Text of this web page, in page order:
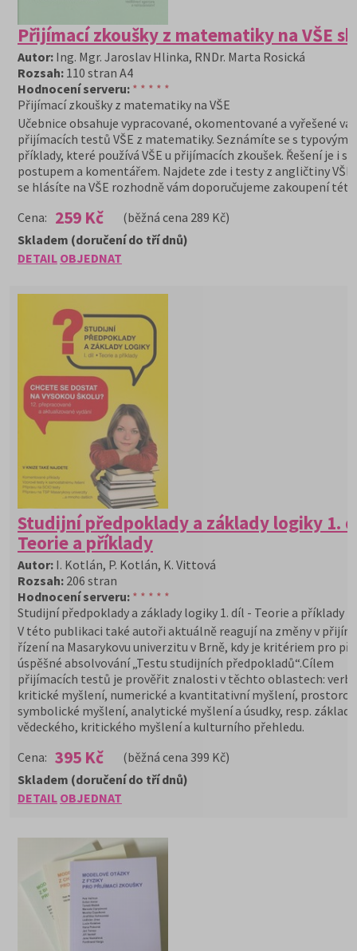
Přijímací zkoušky z matematiky na VŠE
Autor: Ing. Mgr. Jaroslav Hlinka, RNDr. Marta Rosická
Rozsah: 110 stran A4
Hodnocení serveru: * * * * *
Přijímací zkoušky z matematiky na VŠE
Učebnice obsahuje vypracované, okomentované a vyřešené
přijímacích testů VŠE z matematiky. Seznámíte se s typovými
příklady, které používá VŠE u přijímacích zkoušek. Řešení je i s
postupem a komentářem. Najdete zde i testy z angličtiny
se hlásíte na VŠE rozhodně vám doporučujeme zakoupení
Cena: 259 Kč (běžná cena 289 Kč)
DETAIL OBJEDNAT
Skladem (doručení do tří dnů)
Studijní předpoklady a základy logiky 1.
Teorie a příklady
Autor: I. Kotlán, P. Kotlán, K. Vittová
Rozsah: 206 stran
Hodnocení serveru: * * * * *
Studijní předpoklady a základy logiky 1. díl - Teorie a příklady
V této publikaci také autoři aktuálně reagují na změny v
řízení na Masarykovu univerzitu v Brně, kdy je kritériem pro
úspěšné absolvování „Testu studijních předpokladů“.Cílem
přijímacích testů je prověřit znalosti v těchto oblastech:
kritické myšlení, numerické a kvantitativní myšlení,
symbolické myšlení, analytické myšlení a úsudky, resp. základy
vědeckého, kritického myšlení a kulturního přehledu.
Cena: 395 Kč (běžná cena 399 Kč)
DETAIL OBJEDNAT
Skladem (doručení do tří dnů)